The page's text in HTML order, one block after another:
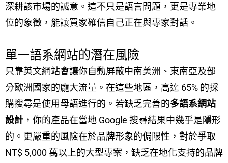
深耕該市場的誠意。這不只是語言問題，更是專業地
位的象徵，能讓買家確信自己正在與專家對話。
單一語系網站的潛在風險
只靠英文網站會讓你自動屏蔽中南美洲、東南亞及部
分歐洲國家的龐大流量。在這些地區，高達 65% 的採
購搜尋是使用母語進行的。若缺乏完善的多語系網站
設計 ，你的產品在當地 Google 搜尋結果中幾乎是隱形
的。更嚴重的風險在於品牌形象的侷限性，對於爭取
NT$ 5,000 萬以上的大型專案，缺乏在地化支持的品牌